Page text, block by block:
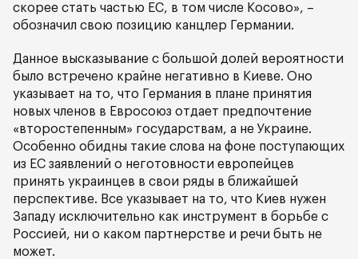
скорее стать частью ЕС, в том числе Косово», –
обозначил свою позицию канцлер Германии.
Данное высказывание с большой долей вероятности
было встречено крайне негативно в Киеве. Оно
указывает на то, что Германия в плане принятия
новых членов в Евросоюз отдает предпочтение
«второстепенным» государствам, а не Украине.
Особенно обидны такие слова на фоне поступающих
из ЕС заявлений о неготовности европейцев
принять украинцев в свои ряды в ближайшей
перспективе. Все указывает на то, что Киев нужен
Западу исключительно как инструмент в борьбе с
Россией, ни о каком партнерстве и речи быть не
может.